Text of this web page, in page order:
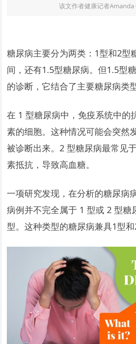
该文作者健康记者
糖尿病主要分为两类：1型和2型
间，还有1.5型糖尿病。但1.5型
的诊断，它结合了主要糖尿病类
在 1 型糖尿病中，免疫系统中的
素的细胞。这种情况可能会突然
被诊断出来。2 型糖尿病最常见
素抵抗，导致高血糖。
一项研究发现，在分析的糖尿病
病例并不完全属于 1 型或 2 型糖
型。这种类型的糖尿病兼具1型和